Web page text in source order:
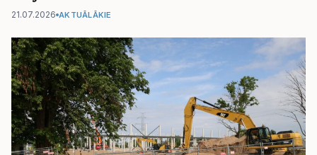
21.07.2026 AKTUĀLĀKIE